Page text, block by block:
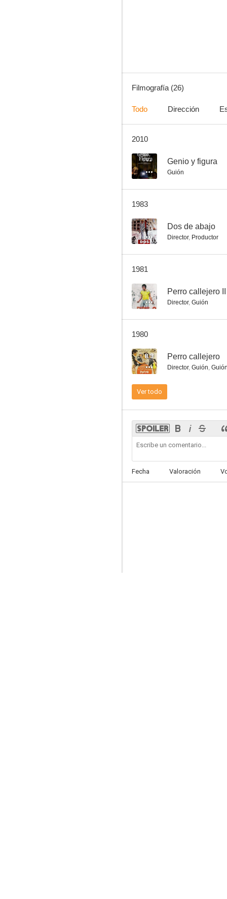
--
Filmografía (26)
Todo Dirección
2010
-- Genio y figura
Guión
1983
-- Dos de abajo
Director, Productor
1981
-- Perro callejero II
Director, Guión
1980
8.3 Perro callejero
Director, Guión,
Ver todo
Fecha Valoración